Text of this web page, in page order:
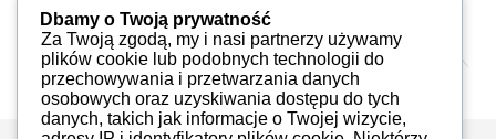
Inteligentna zmiana
Redakcja 13.08.2017
Dbamy o Twoją prywatność
Za Twoją zgodą, my i nasi partnerzy używamy
plików cookie lub podobnych technologii do
przechowywania i przetwarzania danych
osobowych oraz uzyskiwania dostępu do tych
danych, takich jak informacje o Twojej wizycie,